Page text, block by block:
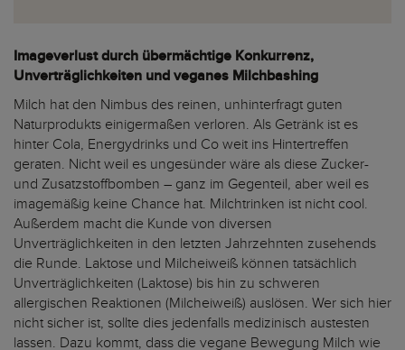
Imageverlust durch übermächtige Konkurrenz,
Unverträglichkeiten und veganes Milchbashing
Milch hat den Nimbus des reinen, unhinterfragt guten
Naturprodukts einigermaßen verloren. Als Getränk ist es
hinter Cola, Energydrinks und Co weit ins Hintertreffen
geraten. Nicht weil es ungesünder wäre als diese Zucker-
und Zusatzstoffbomben – ganz im Gegenteil, aber weil es
imagemäßig keine Chance hat. Milchtrinken ist nicht cool.
Außerdem macht die Kunde von diversen
Unverträglichkeiten in den letzten Jahrzehnten zusehends
die Runde. Laktose und Milcheiweiß können tatsächlich
Unverträglichkeiten (Laktose) bis hin zu schweren
allergischen Reaktionen (Milcheiweiß) auslösen. Wer sich hier
nicht sicher ist, sollte dies jedenfalls medizinisch austesten
lassen. Dazu kommt, dass die vegane Bewegung Milch wie